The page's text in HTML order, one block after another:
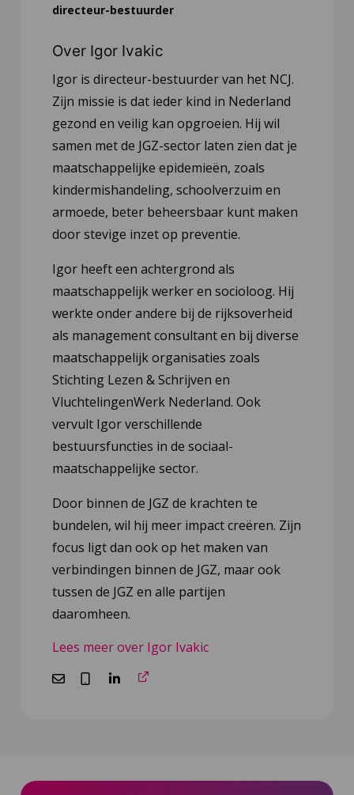
directeur-bestuurder
Over Igor Ivakic
Igor is directeur-bestuurder van het NCJ.
Zijn missie is dat ieder kind in Nederland
gezond en veilig kan opgroeien. Hij wil
samen met de JGZ-sector laten zien dat je
maatschappelijke epidemieën, zoals
kindermishandeling, schoolverzuim en
armoede, beter beheersbaar kunt maken
door stevige inzet op preventie.
Igor heeft een achtergrond als
maatschappelijk werker en socioloog. Hij
werkte onder andere bij de rijksoverheid
als management consultant en bij diverse
maatschappelijk organisaties zoals
Stichting Lezen & Schrijven en
VluchtelingenWerk Nederland. Ook
vervult Igor verschillende
bestuursfuncties in de sociaal-
maatschappelijke sector.
Door binnen de JGZ de krachten te
bundelen, wil hij meer impact creëren. Zijn
focus ligt dan ook op het maken van
verbindingen binnen de JGZ, maar ook
tussen de JGZ en alle partijen
daaromheen.
Lees meer over Igor Ivakic
E-
BellenGa